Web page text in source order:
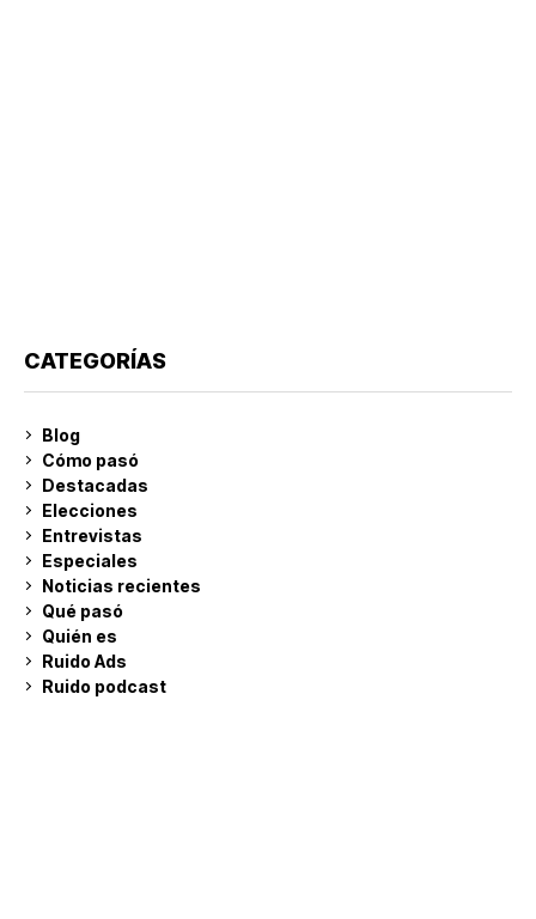
CATEGORÍAS
Blog
Cómo pasó
Destacadas
Elecciones
Entrevistas
Especiales
Noticias recientes
Qué pasó
Quién es
Ruido Ads
Ruido podcast